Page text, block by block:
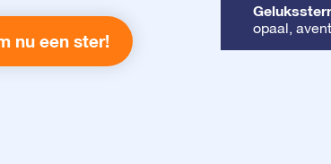
nu een ster!
opaal,